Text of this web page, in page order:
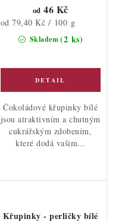
Skladem(2 ks)
od 46 Kč
Měrná
od 79,40 Kč / 100 g
Čokoládové křupinky bílé
jsou atraktivním a chutným
cukrářským zdobením,
které dodá vašim...
Křupinky - perličky bílé